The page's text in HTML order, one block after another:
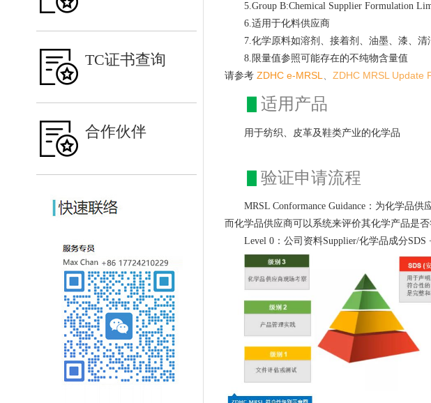
TC证书查询
合作伙伴
5.Group B:Chemical Supplier Formulation
6.适用于化料供应商
7.化学原料如溶剂、接着剂、油墨、漆、清
8.限量值参照可能存在的不纯物含量值
请参考 ZDHC e-MRSL ZDHC MRSL Update
适用产品
用于纺织、皮革及鞋类产业的化学品
验证申请流程
MRSL Conformance Guidance：为化学品
而化学品供应商可以系统来评价其化学产品是
Level 0：公司资料Supplier/化学品成分